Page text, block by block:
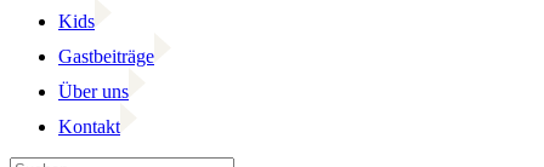
Kids
Gastbeiträge
Über uns
Kontakt